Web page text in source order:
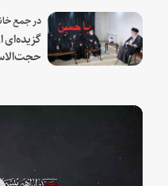
گزیده‌ای